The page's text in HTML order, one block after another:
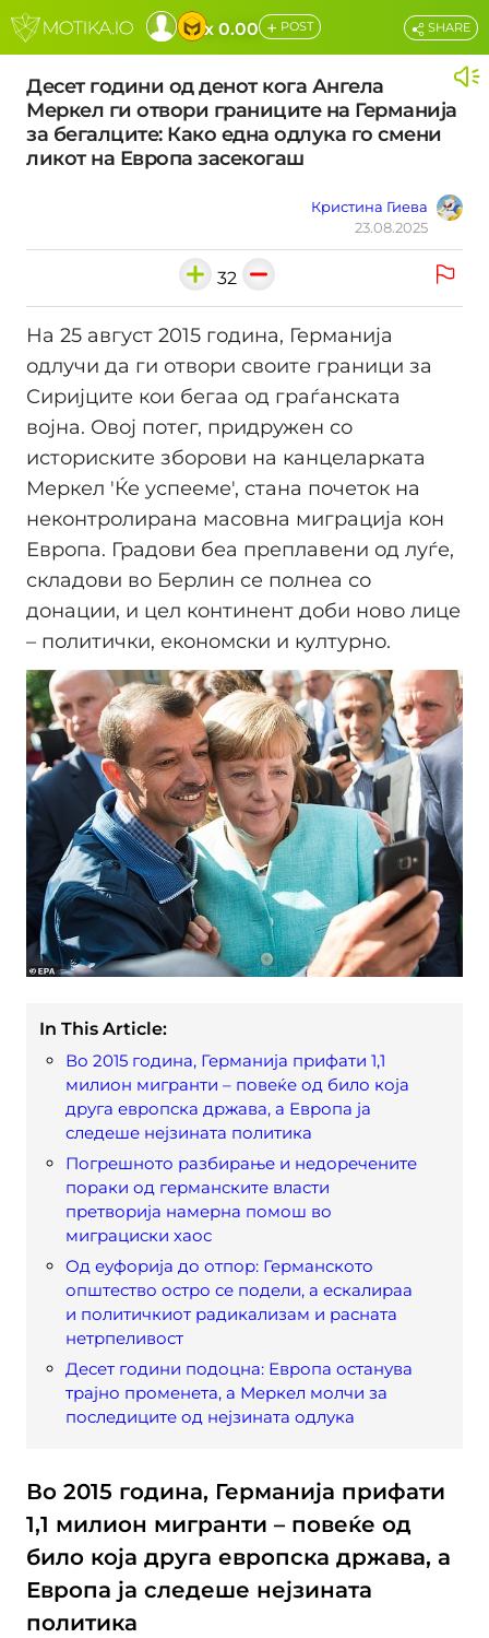
x 0.00 + POST
Десет години од денот кога Ангела
Меркел ги отвори границите на Германија
за бегалците: Како една одлука го смени
ликот на Европа засекогаш
Кристина Гиева
23.08.2025
SHARE
32
На 25 август 2015 година, Германија
одлучи да ги отвори своите граници за
Сиријците кои бегаа од граѓанската
војна. Овој потег, придружен со
историските зборови на канцеларката
Меркел 'Ќе успееме', стана почеток на
неконтролирана масовна миграција кон
Европа. Градови беа преплавени од луѓе,
складови во Берлин се полнеа со
донации, и цел континент доби ново лице
– политички, економски и културно.
In This Article:
Во 2015 година, Германија прифати 1,1
милион мигранти – повеќе од било која
друга европска држава, а Европа ја
следеше нејзината политика
Погрешното разбирање и недоречените
пораки од германските власти
претворија намерна помош во
миграциски хаос
Од еуфорија до отпор: Германското
општество остро се подели, а ескалираа
и политичкиот радикализам и расната
нетрпеливост
Десет години подоцна: Европа останува
трајно променета, а Меркел молчи за
последиците од нејзината одлука
Во 2015 година, Германија прифати
1,1 милион мигранти – повеќе од
било која друга европска држава, а
Европа ја следеше нејзината
политика